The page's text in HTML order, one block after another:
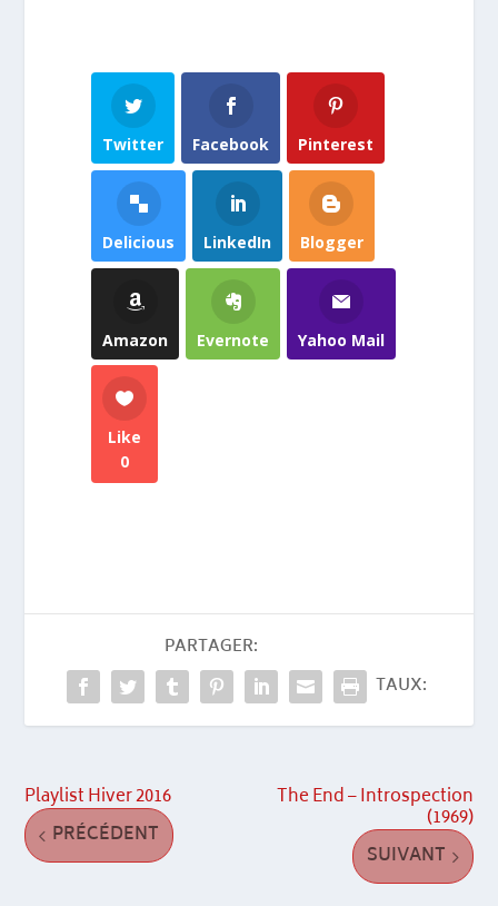
Twitter Facebook Pinterest
Delicious LinkedIn Blogger
Amazon Evernote Yahoo Mail
Like
0
PARTAGER:
TAUX:
Playlist Hiver 2016
PRÉCÉDENT
The End – Introspection
(1969)
SUIVANT